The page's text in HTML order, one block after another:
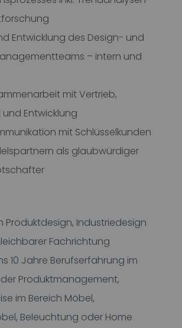
Entwicklung des Design- und
– intern und
mit Vertrieb,
und Entwicklung
mit Schlüsselkunden
als glaubwürdiger
Produktdesign, Industriedesign
Fachrichtung
10 Jahre Berufserfahrung im
Produktmanagement,
im Bereich Möbel,
Beleuchtung oder Home